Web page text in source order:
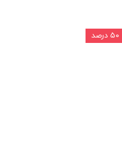
۵۰ درصد